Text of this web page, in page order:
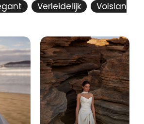
Verleidelijk
Volslan